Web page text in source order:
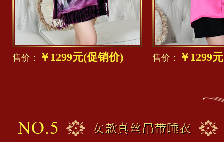
售价： ￥1299元(促销价) 售价： ￥1299